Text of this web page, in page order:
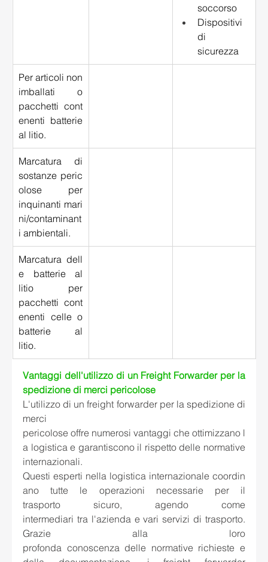
soccorso
Dispositivi
di
sicurezza
Per articoli non
imballati o
pacchetti cont
enenti batterie
al litio.
Marcatura di
sostanze peric
olose per
inquinanti mari
ni/contaminant
i ambientali.
Marcatura dell
e batterie al
litio per
pacchetti cont
enenti celle o
batterie al
litio.
Vantaggi dell'utilizzo di un Freight Forwarder per la
spedizione di merci pericolose
L'utilizzo di un freight forwarder per la spedizione di
merci
pericolose offre numerosi vantaggi che ottimizzano l
a logistica e garantiscono il rispetto delle normative
internazionali.
Questi esperti nella logistica internazionale coordin
ano tutte le operazioni necessarie per il
trasporto sicuro, agendo come
intermediari tra l'azienda e vari servizi di trasporto.
Grazie alla loro
profonda conoscenza delle normative richieste e